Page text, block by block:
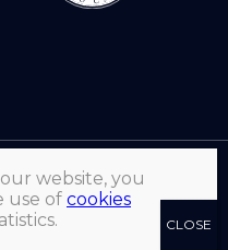
| ALL RIGHTS
MORGANE SEVENET
website, you
use of cookies